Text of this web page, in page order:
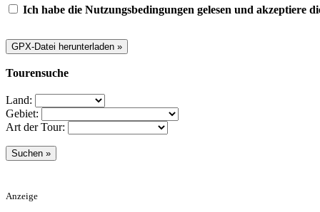
Ich habe die Nutzungsbedingungen gelesen und akzeptiere
Tourensuche
Land:
Gebiet:
Art der Tour:
Anzeige